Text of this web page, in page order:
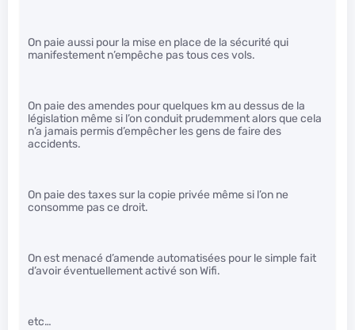
On paie aussi pour la mise en place de la sécurité qui
manifestement n’empêche pas tous ces vols.
On paie des amendes pour quelques km au dessus de la
législation même si l’on conduit prudemment alors que cela
n’a jamais permis d’empêcher les gens de faire des
accidents.
On paie des taxes sur la copie privée même si l’on ne
consomme pas ce droit.
On est menacé d’amende automatisées pour le simple fait
d’avoir éventuellement activé son Wifi.
etc…